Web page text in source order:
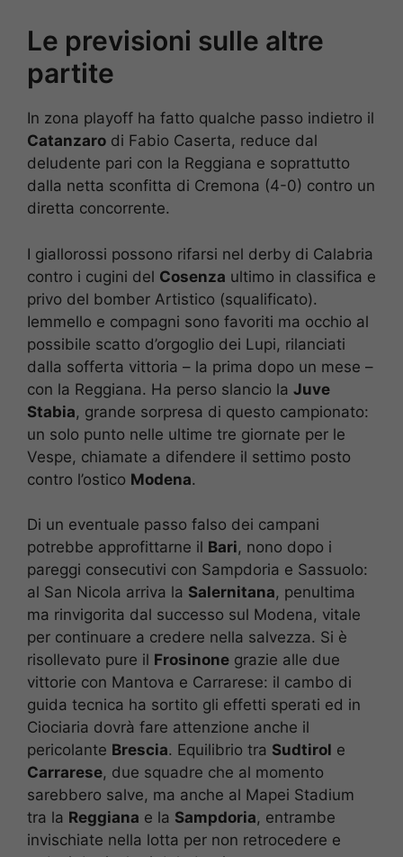
Le previsioni sulle altre
partite
In zona playoff ha fatto qualche passo indietro il
Catanzaro di Fabio Caserta, reduce dal
deludente pari con la Reggiana e soprattutto
dalla netta sconfitta di Cremona (4-0) contro un
diretta concorrente.
I giallorossi possono rifarsi nel derby di Calabria
contro i cugini del Cosenza ultimo in classifica e
privo del bomber Artistico (squalificato).
Iemmello e compagni sono favoriti ma occhio al
possibile scatto d’orgoglio dei Lupi, rilanciati
dalla sofferta vittoria – la prima dopo un mese –
con la Reggiana. Ha perso slancio la Juve
Stabia, grande sorpresa di questo campionato:
un solo punto nelle ultime tre giornate per le
Vespe, chiamate a difendere il settimo posto
contro l’ostico Modena.
Di un eventuale passo falso dei campani
potrebbe approfittarne il Bari, nono dopo i
pareggi consecutivi con Sampdoria e Sassuolo:
al San Nicola arriva la Salernitana, penultima
ma rinvigorita dal successo sul Modena, vitale
per continuare a credere nella salvezza. Si è
risollevato pure il Frosinone grazie alle due
vittorie con Mantova e Carrarese: il cambo di
guida tecnica ha sortito gli effetti sperati ed in
Ciociaria dovrà fare attenzione anche il
pericolante Brescia. Equilibrio tra Sudtirol e
Carrarese, due squadre che al momento
sarebbero salve, ma anche al Mapei Stadium
tra la Reggiana e la Sampdoria, entrambe
invischiate nella lotta per non retrocedere e